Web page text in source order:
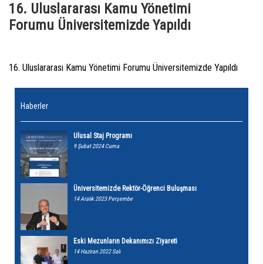
16. Uluslararası Kamu Yönetimi
Forumu Üniversitemizde Yapıldı
16. Uluslararası Kamu Yönetimi Forumu Üniversitemizde Yapıldı
Haberler
Ulusal Staj Programı
9 Şubat 2024 Cuma
Üniversitemizde Rektör-Öğrenci Buluşması
14 Aralık 2023 Perşembe
Eski Mezunların Dekanımızı Ziyareti
14 Haziran 2022 Salı